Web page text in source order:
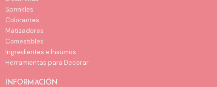
Sprinkles
Colorantes
Matizadores
Comestibles
Ingredientes e Insumos
Herramientas para Decorar
INFORMACIÓN